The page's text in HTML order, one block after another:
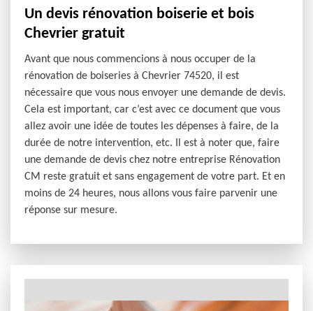
Un devis rénovation boiserie et bois
Chevrier gratuit
Avant que nous commencions à nous occuper de la
rénovation de boiseries à Chevrier 74520, il est
nécessaire que vous nous envoyer une demande de devis.
Cela est important, car c’est avec ce document que vous
allez avoir une idée de toutes les dépenses à faire, de la
durée de notre intervention, etc. Il est à noter que, faire
une demande de devis chez notre entreprise Rénovation
CM reste gratuit et sans engagement de votre part. Et en
moins de 24 heures, nous allons vous faire parvenir une
réponse sur mesure.